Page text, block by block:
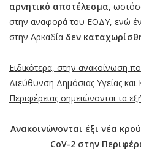
αρνητικό αποτέλεσμα,
στην αναφορά του ΕΟΔΥ, ενώ
στην Αρκαδία δεν
Ειδικότερα, στην ανακοίνωση
Διεύθυνση Δημόσιας Υγείας και
Περιφέρειας σημειώνονται τα
Ανακοινώνονται έξι νέα
CoV-2 στην